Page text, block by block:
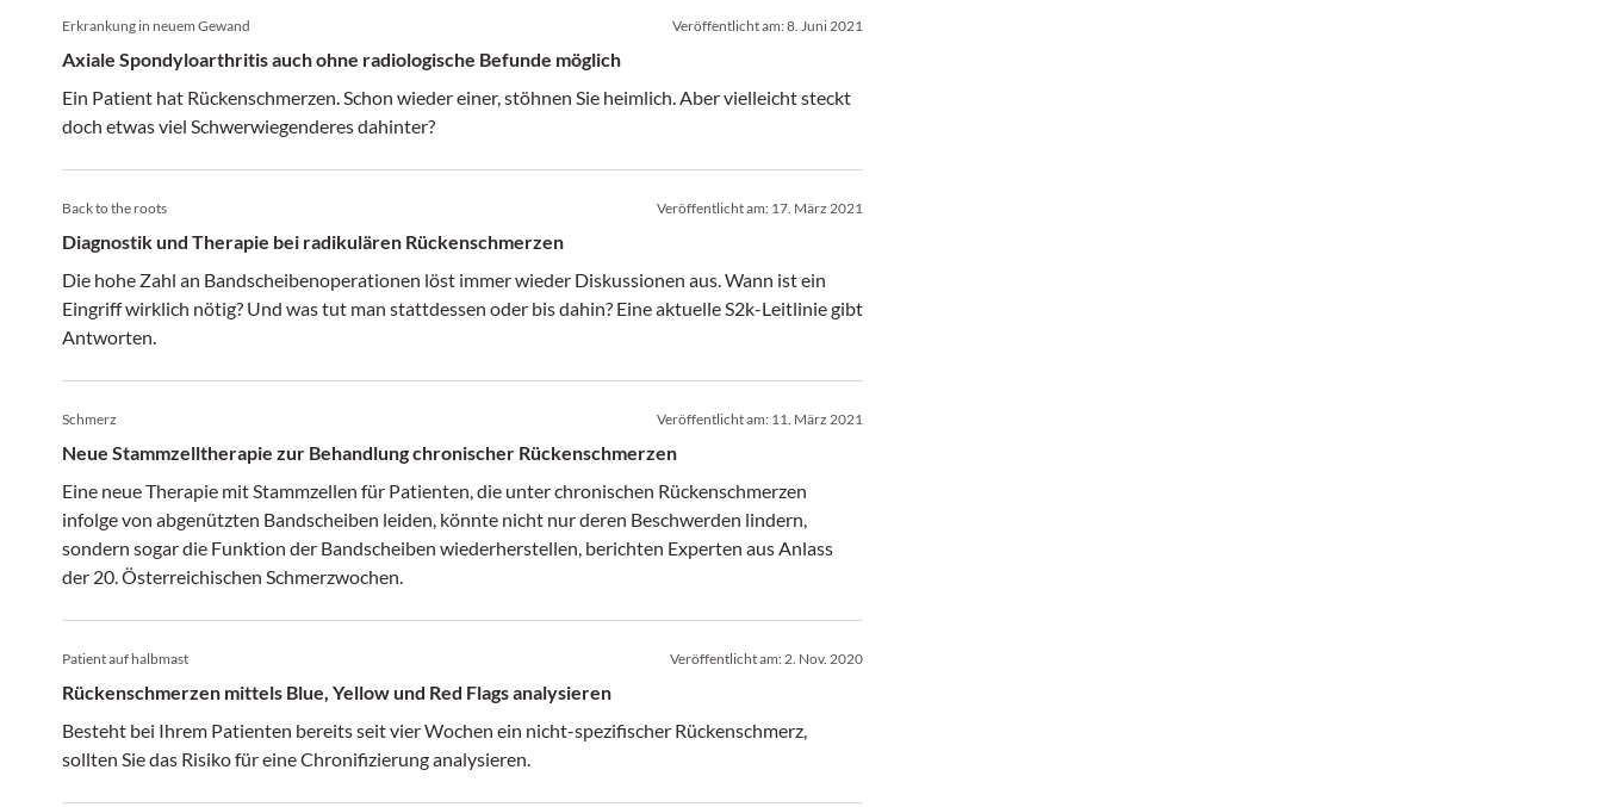
Erkrankung in neuem Gewand Veröffentlicht am:8. Juni 2021
Axiale Spondyloarthritis auch ohne radiologische Befunde möglich
Ein Patient hat Rückenschmerzen. Schon wieder einer, stöhnen Sie heimlich. Aber vielleicht steckt
doch etwas viel Schwerwiegenderes dahinter?
Back to the roots Veröffentlicht am: 17. März 2021
Diagnostik und Therapie bei radikulären Rückenschmerzen
Die hohe Zahl an Bandscheibenoperationen löst immer wieder Diskussionen aus. Wann ist ein
Eingriff wirklich nötig? Und was tut man stattdessen oder bis dahin? Eine aktuelle S2k-Leitlinie gibt
Antworten.
Schmerz Veröffentlicht am: 11. März 2021
Neue Stammzelltherapie zur Behandlung chronischer Rückenschmerzen
Eine neue Therapie mit Stammzellen für Patienten, die unter chronischen Rückenschmerzen
infolge von abgenützten Bandscheiben leiden, könnte nicht nur deren Beschwerden lindern,
sondern sogar die Funktion der Bandscheiben wiederherstellen, berichten Experten aus Anlass
der 20. Österreichischen Schmerzwochen.
Patient auf halbmast Veröffentlicht am:2. Nov. 2020
Rückenschmerzen mittels Blue, Yellow und Red Flags analysieren
Besteht bei Ihrem Patienten bereits seit vier Wochen ein nicht-spezifischer Rückenschmerz,
sollten Sie das Risiko für eine Chronifizierung analysieren.